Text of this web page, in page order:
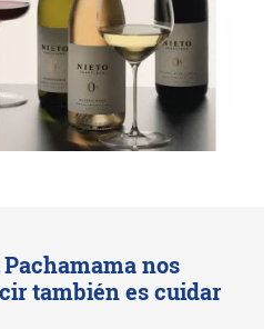
nos
también es cuidar